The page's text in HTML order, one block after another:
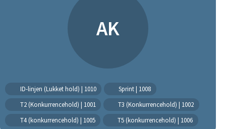
AK
ID-linjen (Lukket hold) | 1010
Sprint | 1008
T2 (Konkurrencehold) | 1001
T3 (Konkurrencehold) | 1002
T4 (konkurrencehold) | 1005
T5 (konkurrencehold) | 1006